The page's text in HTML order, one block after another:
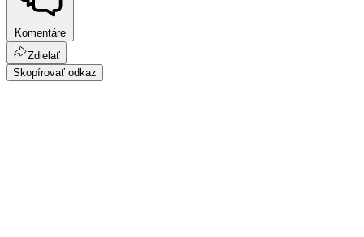
Komentáre
Zdielať
Skopírovať odkaz